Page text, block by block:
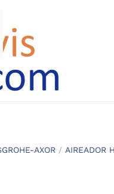
AXOR / AIREADOR